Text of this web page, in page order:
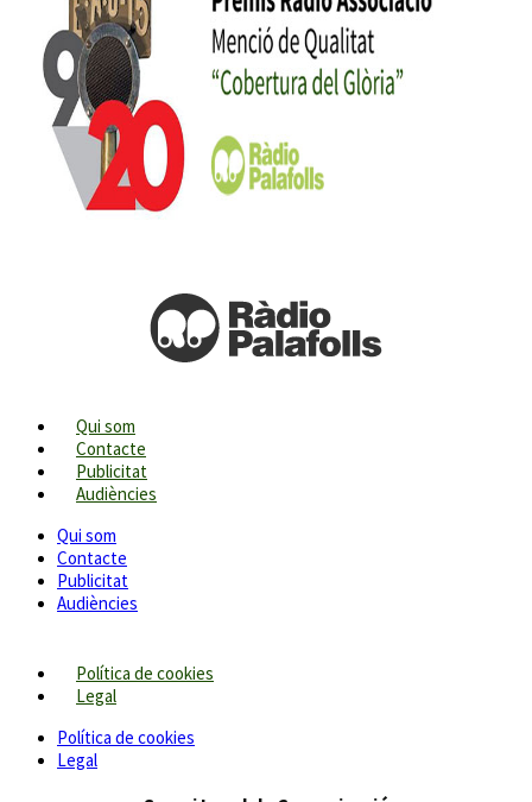
Qui som
Contacte
Publicitat
Audiències
Qui som
Contacte
Publicitat
Audiències
Política de cookies
Legal
Política de cookies
Legal